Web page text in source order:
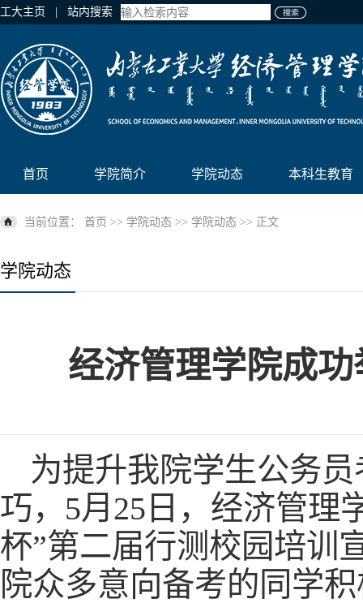
工大主页 | 站内搜索
首页 学院简介 学院动态 本科生教育
当前位置： 首页 >> 学院动态 >> 学院动态 >> 正文
学院动态
经济管理学院成
为提升我院学生公务
巧，5月25日，经济管理
杯”第二届行测校园培训
院众多意向备考的同学